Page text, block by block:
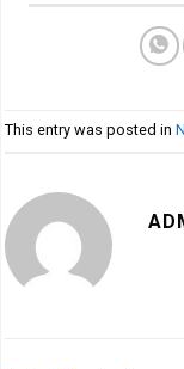
This entry was posted in